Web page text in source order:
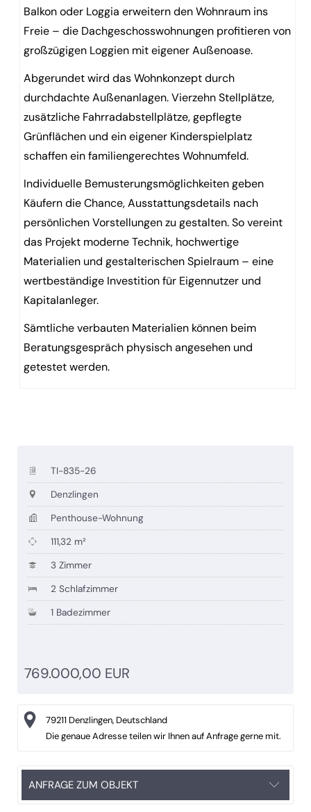
Balkon oder Loggia erweitern den Wohnraum ins
Freie – die Dachgeschosswohnungen profitieren von
großzügigen Loggien mit eigener Außenoase.
Abgerundet wird das Wohnkonzept durch
durchdachte Außenanlagen. Vierzehn Stellplätze,
zusätzliche Fahrradabstellplätze, gepflegte
Grünflächen und ein eigener Kinderspielplatz
schaffen ein familiengerechtes Wohnumfeld.
Individuelle Bemusterungsmöglichkeiten geben
Käufern die Chance, Ausstattungsdetails nach
persönlichen Vorstellungen zu gestalten. So vereint
das Projekt moderne Technik, hochwertige
Materialien und gestalterischen Spielraum – eine
wertbeständige Investition für Eigennutzer und
Kapitalanleger.
Sämtliche verbauten Materialien können beim
Beratungsgespräch physisch angesehen und
getestet werden.
TI-835-26
Denzlingen
Penthouse-Wohnung
111,32 m²
3 Zimmer
2 Schlafzimmer
1 Badezimmer
769.000,00 EUR
79211 Denzlingen, Deutschland
Die genaue Adresse teilen wir Ihnen auf Anfrage gerne mit.
ANFRAGE ZUM OBJEKT